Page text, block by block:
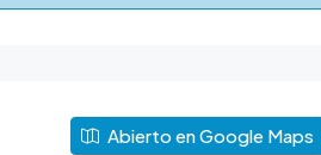
Abierto en Google Maps